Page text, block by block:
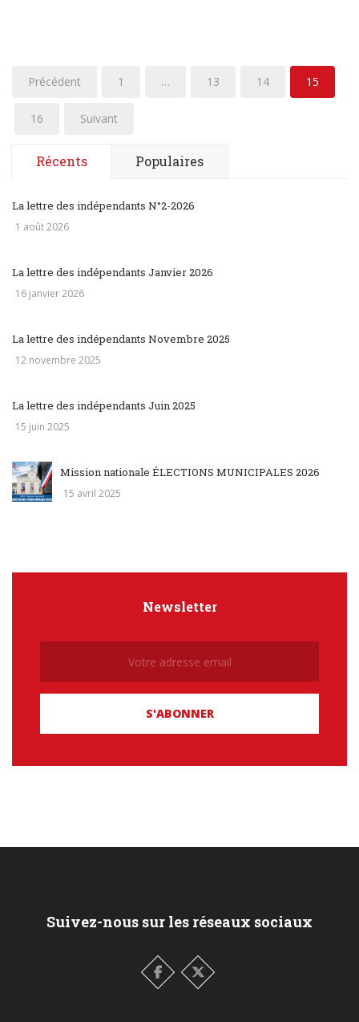
Précédent 1 … 13 14 15
16 Suivant
Récents Populaires
La lettre des indépendants N°2-2026
1 août 2026
La lettre des indépendants Janvier 2026
16 janvier 2026
La lettre des indépendants Novembre 2025
12 novembre 2025
La lettre des indépendants Juin 2025
15 juin 2025
Mission nationale ÉLECTIONS MUNICIPALES 2026
15 avril 2025
Newsletter
Suivez-nous sur les réseaux sociaux